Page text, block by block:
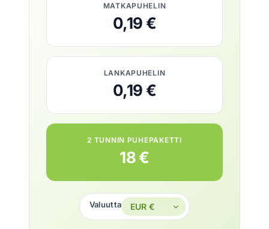
MATKAPUHELIN
0,19 €
LANKAPUHELIN
0,19 €
2 TUNNIN PUHEPAKETTI
18 €
Valuutta